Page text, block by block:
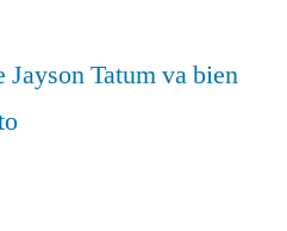
Jayson Tatum va bien